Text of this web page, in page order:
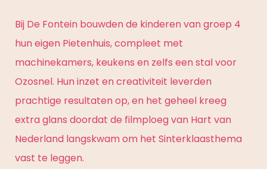
Bij De Fontein bouwden de kinderen van groep 4
hun eigen Pietenhuis, compleet met
machinekamers, keukens en zelfs een stal voor
Ozosnel. Hun inzet en creativiteit leverden
prachtige resultaten op, en het geheel kreeg
extra glans doordat de filmploeg van Hart van
Nederland langskwam om het Sinterklaasthema
vast te leggen.